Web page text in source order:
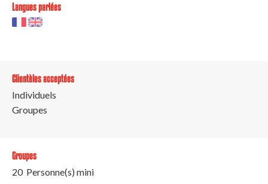
Langues parlées
Clientèles acceptées
Individuels
Groupes
Groupes
20 Personne(s) mini